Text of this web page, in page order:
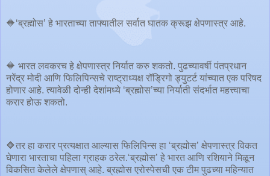
🔶‘ब्रह्मोस’ हे भारताच्या ताफ्यातील सर्वात घातक क्रूझ क्षेपणास्त्र आहे.
🔶 भारत लवकरच हे क्षेपणास्त्र निर्यात करु शकतो. पुढच्यावर्षी पंतप्रधान
नरेंद्र मोदी आणि फिलिपिन्सचे राष्ट्राध्यक्ष रॉड्रिगो ड्युटर्ट यांच्यात एक परिषद
होणार आहे. त्यावेळी दोन्ही देशांमध्ये ‘ब्रह्मोस’च्या निर्याती संदर्भात महत्त्वाचा
करार होऊ शकतो.
🔶तर हा करार प्रत्यक्षात आल्यास फिलिपिन्स हा ‘ब्रह्मोस’ क्षेपणास्त्र विकत
घेणारा भारताचा पहिला ग्राहक ठरेल.‘ब्रह्मोस’ हे भारत आणि रशियाने मिळून
विकसित केलेले क्षेपणास् आहे. ब्रह्मोस एरोस्पेसची एक टीम पुढच्या महिन्यात